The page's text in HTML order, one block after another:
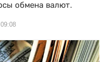
обмена валют.